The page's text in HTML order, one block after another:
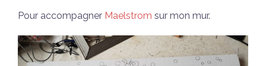
Pour accompagner Maelstrom sur mon mur.